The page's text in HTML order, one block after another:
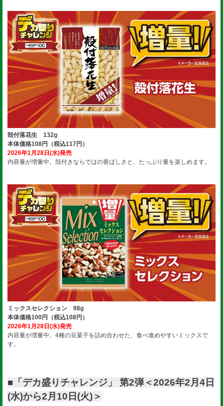
殻付落花生 132g
本体価格108円（税込117円）
2026年1月28日(水)発売
内容量が増量中。殻付きならではの香ばしさと、たっぷり量を楽しめます。
ミックスセレクション 98g
本体価格100円（税込108円）
2026年1月28日(水)発売
内容量が増量中。4種の豆菓子を詰め合わせた、食べ進めやすいミックスで
す。
■「デカ盛りチャレンジ」 第2弾＜2026年2月4日
(水)から2月10日(火)＞